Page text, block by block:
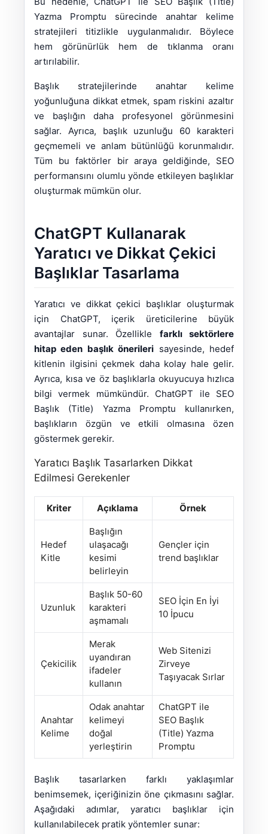
Yazma Promptu sürecinde anahtar kelime
stratejileri titizlikle uygulanmalıdır. Böylece
hem görünürlük hem de tıklanma oranı
artırılabilir.
Başlık stratejilerinde anahtar kelime
yoğunluğuna dikkat etmek, spam riskini azaltır
ve başlığın daha profesyonel görünmesini
sağlar. Ayrıca, başlık uzunluğu 60 karakteri
geçmemeli ve anlam bütünlüğü korunmalıdır.
Tüm bu faktörler bir araya geldiğinde, SEO
performansını olumlu yönde etkileyen başlıklar
oluşturmak mümkün olur.
ChatGPT Kullanarak
Yaratıcı ve Dikkat Çekici
Başlıklar Tasarlama
Yaratıcı ve dikkat çekici başlıklar oluşturmak
için ChatGPT, içerik üreticilerine büyük
avantajlar sunar. Özellikle farklı sektörlere
hitap eden başlık önerileri sayesinde, hedef
kitlenin ilgisini çekmek daha kolay hale gelir.
Ayrıca, kısa ve öz başlıklarla okuyucuya hızlıca
bilgi vermek mümkündür. ChatGPT ile SEO
Başlık (Title) Yazma Promptu kullanırken,
başlıkların özgün ve etkili olmasına özen
göstermek gerekir.
Yaratıcı Başlık Tasarlarken Dikkat
Edilmesi Gerekenler
Kriter Açıklama Örnek
Hedef
Kitle
Başlığın
ulaşacağı
kesimi
belirleyin
Gençler için
trend başlıklar
Uzunluk
Başlık 50-60
karakteri
aşmamalı
SEO İçin En İyi
10 İpucu
Çekicilik
Merak
uyandıran
ifadeler
kullanın
Web Sitenizi
Zirveye
Taşıyacak Sırlar
Anahtar
Kelime
Odak anahtar
kelimeyi
doğal
yerleştirin
ChatGPT ile
SEO Başlık
(Title) Yazma
Promptu
Başlık tasarlarken farklı yaklaşımlar
benimsemek, içeriğinizin öne çıkmasını sağlar.
Aşağıdaki adımlar, yaratıcı başlıklar için
kullanılabilecek pratik yöntemler sunar: